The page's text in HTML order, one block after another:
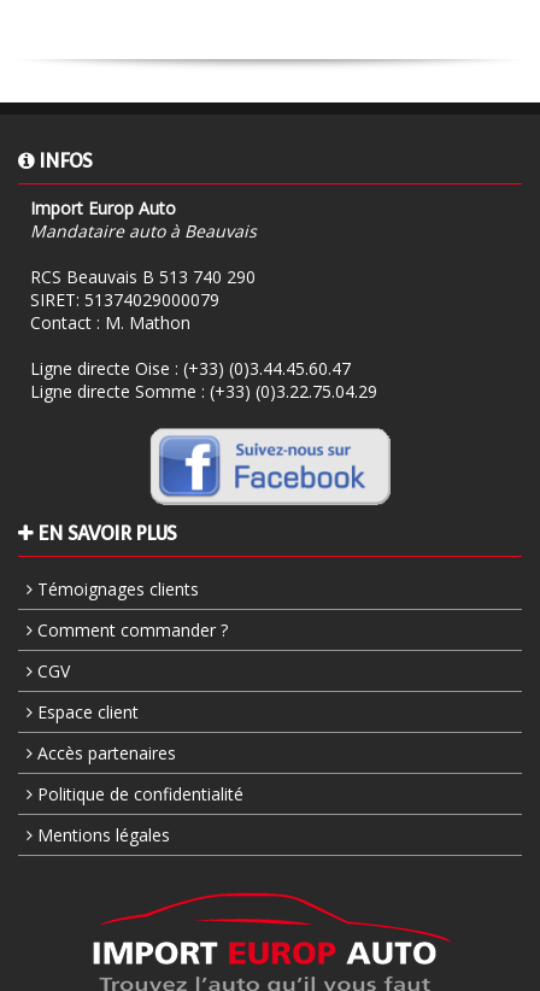
INFOS
Import Europ Auto
Mandataire auto à Beauvais
RCS Beauvais B 513 740 290
SIRET: 51374029000079
Contact : M. Mathon
Ligne directe Oise : (+33) (0)3.44.45.60.47
Ligne directe Somme : (+33) (0)3.22.75.04.29
EN SAVOIR PLUS
Témoignages clients
Comment commander ?
CGV
Espace client
Accès partenaires
Politique de confidentialité
Mentions légales